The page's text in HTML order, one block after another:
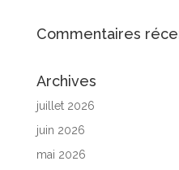
Commentaires
Archives
juillet 2026
juin 2026
mai 2026